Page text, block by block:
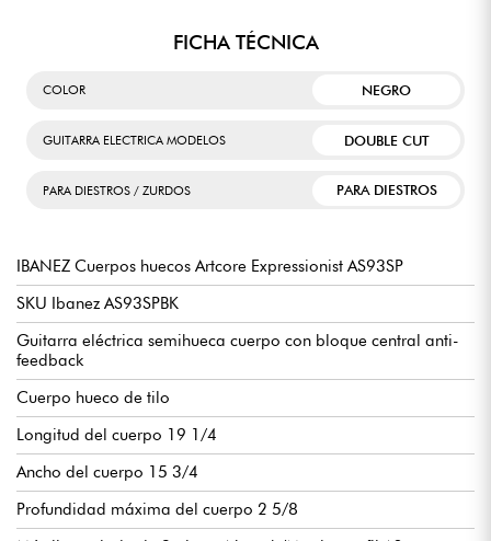
FICHA TÉCNICA
COLOR NEGRO
GUITARRA ELECTRICA MODELOS DOUBLE CUT
PARA DIESTROS / ZURDOS PARA DIESTROS
IBANEZ Cuerpos huecos Artcore Expressionist AS93SP
SKU Ibanez AS93SPBK
Guitarra eléctrica semihueca cuerpo con bloque central anti-
feedback
Cuerpo hueco de tilo
Longitud del cuerpo 19 1/4
Ancho del cuerpo 15 3/4
Profundidad máxima del cuerpo 2 5/8